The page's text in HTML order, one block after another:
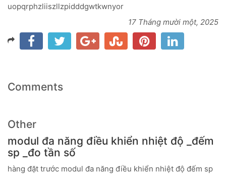
uopqrphzliiszllzpidddgwtkwnyor
17 Tháng mười một, 2025
Comments
Other
modul đa năng điều khiển nhiệt độ _đếm
sp _đo tần số
hàng đặt trước modul đa năng điều khiển nhiệt độ đếm sp